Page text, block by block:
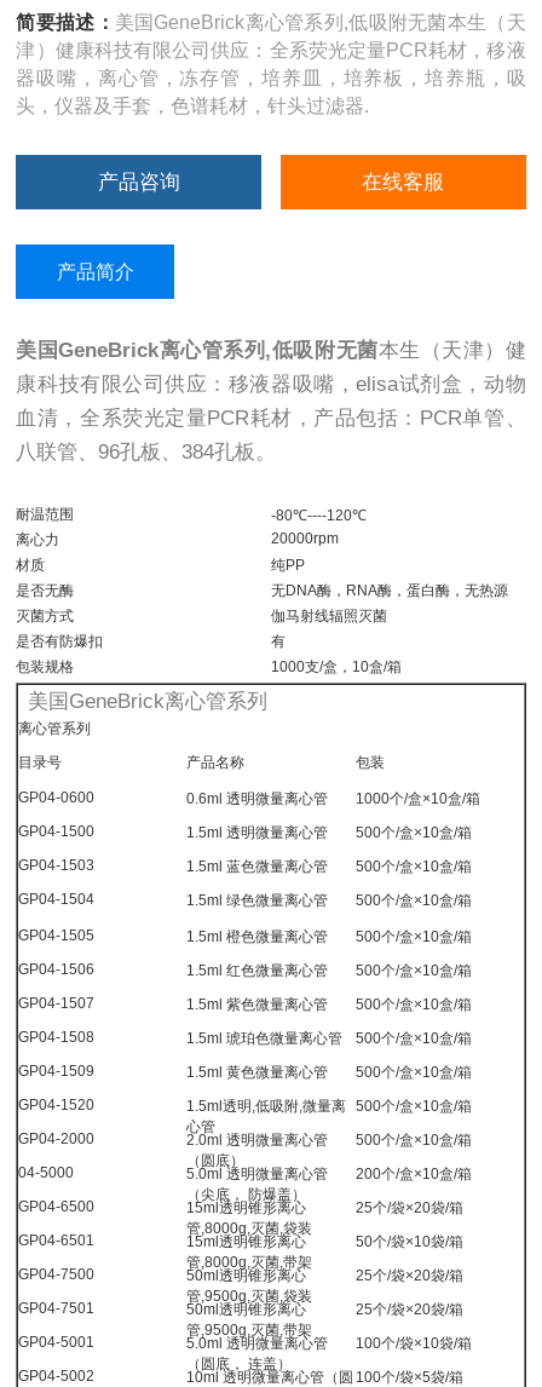
简要描述： 美国GeneBrick离心管系列,低吸附无菌本生（天
津）健康科技有限公司供应：全系荧光定量PCR耗材，移液
器吸嘴，离心管，冻存管，培养皿，培养板，培养瓶，吸
头，仪器及手套，色谱耗材，针头过滤器.
产品咨询 在线客服
产品简介
美国GeneBrick离心管系列,低吸附无菌本生（天津）健
康科技有限公司供应：移液器吸嘴，elisa试剂盒，动物
血清，全系荧光定量PCR耗材，产品包括：PCR单管、
八联管、96孔板、384孔板。
耐温范围
-80℃----120℃
离心力
20000rpm
材质
纯PP
是否无酶
无DNA酶，RNA酶，蛋白酶，无热源
灭菌方式
伽马射线辐照灭菌
是否有防爆扣
有
包装规格
1000支/盒， 10盒/箱
美国GeneBrick离心管系列
离心管系列
目录号
产品名称 包装
GP04-0600 0.6ml 透明微量离心管
1000个/盒×10盒/箱
GP04-1500
1.5ml 透明微量离心管
500个/盒×10盒/箱
GP04-1503
1.5ml 蓝色微量离心管
500个/盒×10盒/箱
GP04-1504
1.5ml 绿色微量离心管 500个/盒×10盒/箱
GP04-1505 1.5ml 橙色微量离心管
500个/盒×10盒/箱
GP04-1506
1.5ml 红色微量离心管
500个/盒×10盒/箱
GP04-1507
1.5ml 紫色微量离心管
500个/盒×10盒/箱
GP04-1508
1.5ml 琥珀色微量离心管
500个/盒×10盒/箱
GP04-1509
1.5ml 黄色微量离心管
500个/盒×10盒/箱
GP04-1520
1.5ml透明,低吸附,微量离
心管
500个/盒×10盒/箱
GP04-2000
2.0ml 透明微量离心管
（圆底）
500个/盒×10盒/箱
04-5000
5.0ml 透明微量离心管
（尖底， 防爆盖）
200个/盒×10盒/箱
GP04-6500
15ml透明锥形离心
管,8000g,灭菌,袋装
25个/袋×20袋/箱
GP04-6501
15ml透明锥形离心
管,8000g,灭菌,带架
50个/袋×10袋/箱
GP04-7500
50ml透明锥形离心
管,9500g,灭菌,袋装
25个/袋×20袋/箱
GP04-7501
50ml透明锥形离心
管,9500g,灭菌,带架
25个/袋×20袋/箱
GP04-5001
5.0ml 透明微量离心管
（圆底， 连盖）
100个/袋×10袋/箱
GP04-5002
10ml 透明微量离心管（圆 100个/袋×5袋/箱